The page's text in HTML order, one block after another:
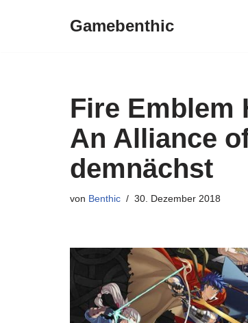
Gamebenthic
Fire Emblem
An Alliance
demnächst
von Benthic 30. Dezember 2018